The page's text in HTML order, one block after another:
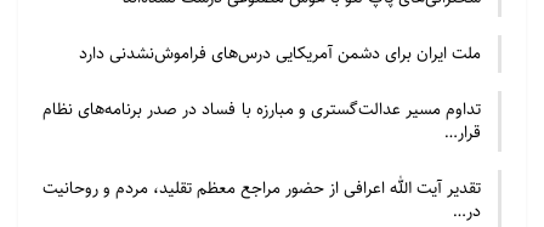
ملت ایران برای دشمن آمریکایی درس‌های فراموش‌نشدنی دارد
تداوم مسیر عدالت‌گستری و مبارزه با فساد در صدر برنامه‌های نظام
قرار…
تقدیر آیت الله اعرافی از حضور مراجع معظم تقلید، مردم و روحانیت
در…